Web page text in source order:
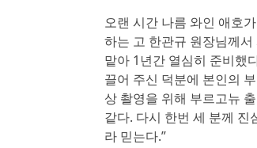
오랜 시간 나름 와인 애호
하는 고 한관규 원장님께
맡아 1년간 열심히 준비했
끌어 주신 덕분에 본인의
상 촬영을 위해 부르고뉴
같다. 다시 한번 세 분께
라 믿는다.”